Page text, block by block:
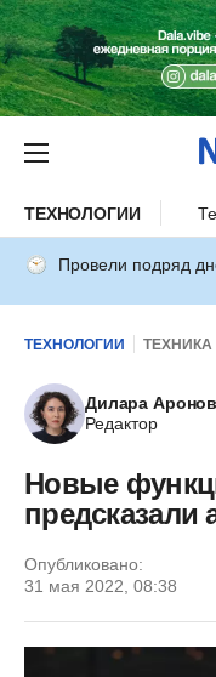
ТЕХНОЛОГИИ
Провели подряд
ТЕХНОЛОГИИ ТЕХНИКА
Дилара
Редактор
Новые
предсказали
Опубликовано:
31 мая 2022, 08:38